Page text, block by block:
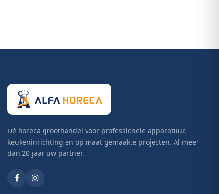
Dé horeca groothandel voor professionele apparatuur,
keukeninrichting en op maat gemaakte projecten. Al meer
dan 20 jaar uw partner.